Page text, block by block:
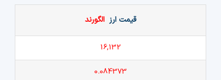
قیمت ارزالگورند
16,132
0.084373